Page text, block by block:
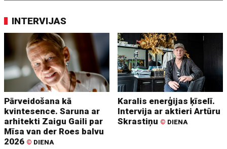
INTERVIJAS
Pārveidošana kā
kvintesence. Saruna ar
arhitekti Zaigu Gaili par
Mīsa van der Roes balvu
2026 © DIENA
Karalis enerģijas ķīselī.
Intervija ar aktieri Artūru
Skrastiņu © DIENA